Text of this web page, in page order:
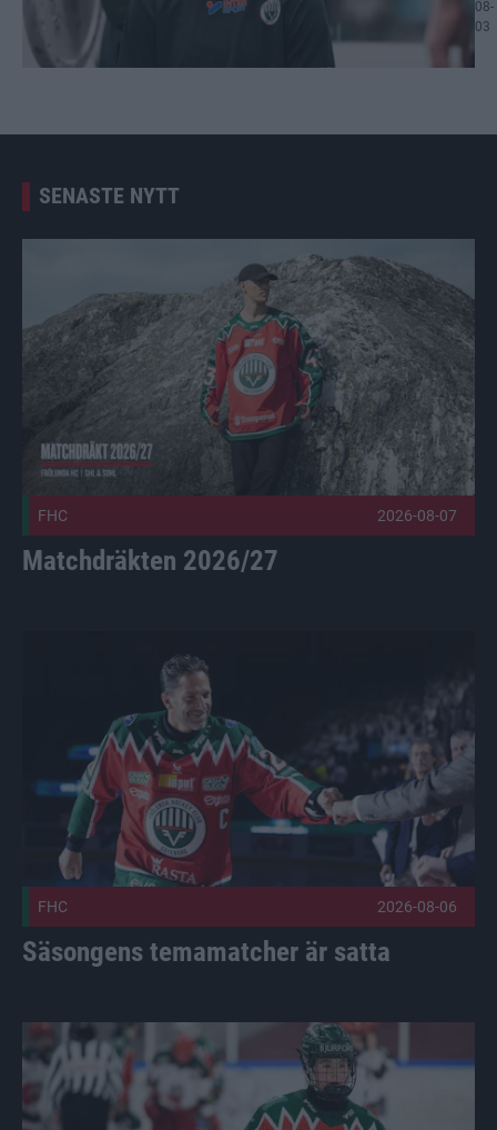
08-
03
SENASTE NYTT
Matchdräkten 2026/27 Publicerad 2026-08-07
FHC 2026-08-07
Matchdräkten 2026/27
FHC 2026-08-06
Säsongens temamatcher är satta
Sex i två landslag Publicerad 2026-08-05